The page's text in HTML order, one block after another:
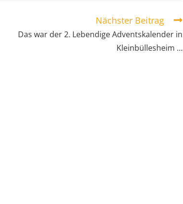
Nächster Beitrag
Das war der 2. Lebendige Adventskalender in
Kleinbüllesheim …